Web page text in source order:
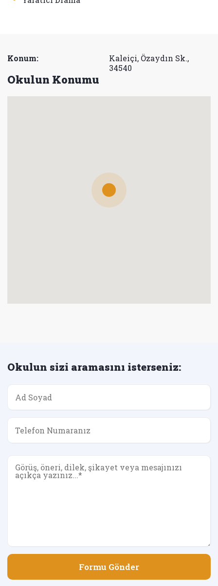
Konum:
Kaleiçi, Özaydın Sk.,
34540
Okulun Konumu
Okulun sizi aramasını isterseniz:
Formu Gönder